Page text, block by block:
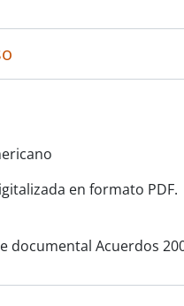
en formato PDF.
documental Acuerdos